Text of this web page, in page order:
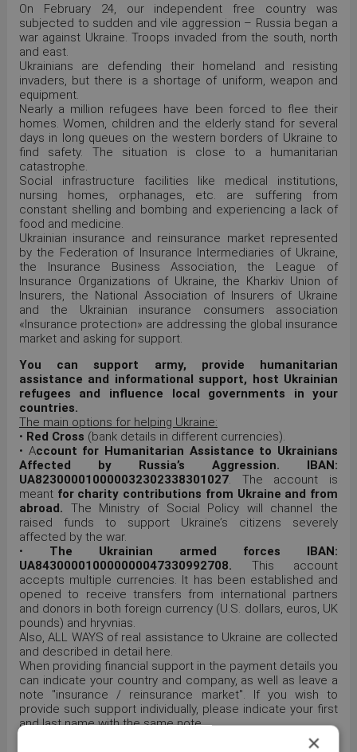
On February 24, our independent free country was
subjected to sudden and vile aggression – Russia began a
war against Ukraine. Troops invaded from the south, north
and east.
Ukrainians are defending their homeland and resisting
invaders, but there is a shortage of uniform, weapon and
equipment.
Nearly a million refugees have been forced to flee their
homes. Women, children and the elderly stand for several
days in long queues on the western borders of Ukraine to
find safety. The situation is close to a humanitarian
catastrophe.
Social infrastructure facilities like medical institutions,
nursing homes, orphanages, etc. are suffering from
constant shelling and bombing and experiencing a lack of
food and medicine.
Ukrainian insurance and reinsurance market represented
by the Federation of Insurance Intermediaries of Ukraine,
the Insurance Business Association, the League of
Insurance Organizations of Ukraine, the Kharkiv Union of
Insurers, the National Association of Insurers of Ukraine
and the Ukrainian insurance consumers association
«Insurance protection» are addressing the global insurance
market and asking for support.
You can support army, provide humanitarian
assistance and informational support, host Ukrainian
refugees and influence local governments in your
countries.
The main options for helping Ukraine:
• Red Cross (bank details in different currencies).
• Account for Humanitarian Assistance to Ukrainians
Affected by Russia’s Aggression. IBAN:
UA823000010000032302338301027. The account is
meant for charity contributions from Ukraine and from
abroad. The Ministry of Social Policy will channel the
raised funds to support Ukraine’s citizens severely
affected by the war.
• The Ukrainian armed forces IBAN:
UA843000010000000047330992708. This account
accepts multiple currencies. It has been established and
opened to receive transfers from international partners
and donors in both foreign currency (U.S. dollars, euros, UK
pounds) and hryvnias.
Also, ALL WAYS of real assistance to Ukraine are collected
and described in detail here.
When providing financial support in the payment details you
can indicate your country and company, as well as leave a
note "insurance / reinsurance market". If you wish to
provide such support individually, please indicate your first
and last name with the same note.
We would be grateful for any help! We would also
×